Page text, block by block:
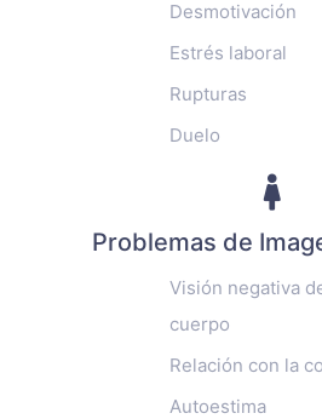
Desmotivación
Estrés laboral
Rupturas
Duelo
Problemas de
Visión negativa
cuerpo
Relación con la
Autoestima